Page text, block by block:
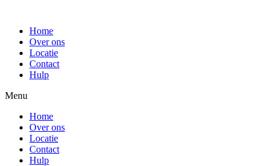
Home
Over ons
Locatie
Contact
Hulp
Menu
Home
Over ons
Locatie
Contact
Hulp